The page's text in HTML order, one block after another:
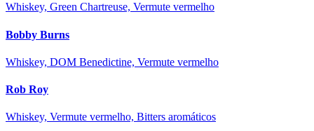
Whiskey, Green Chartreuse, Vermute vermelho
Bobby Burns
Whiskey, DOM Benedictine, Vermute vermelho
Rob Roy
Whiskey, Vermute vermelho, Bitters aromáticos